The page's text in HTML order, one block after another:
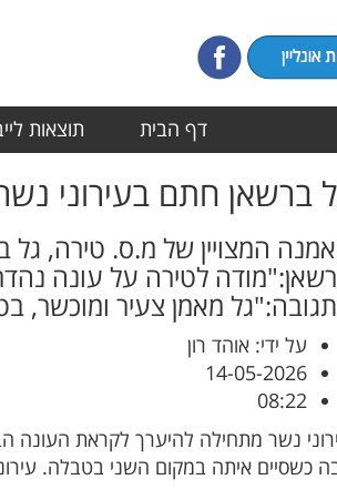
דף הבית תוצאות
ברשאן חתם בעירוני
המצויין של מ.ס. טירה,
לטירה על עונה
מאמן צעיר ומוכשר,
על ידי: אוהד רון
14-05-2026
08:22
נשר מתחילה להיערך לקראת
כשסיים איתה במקום השני בטבלה.